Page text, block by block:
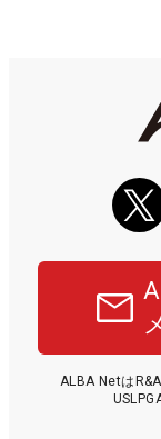
ALBA Netは